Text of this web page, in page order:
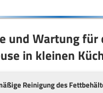
und Wartung für
in kleinen
Reinigung des